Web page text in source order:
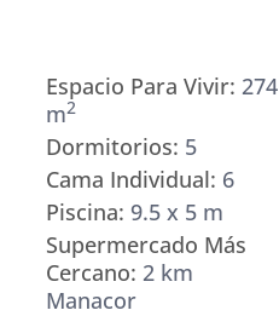
Dormitorios: 5
Espacio Para Vivir: 274
m2
Cama Individual: 6
Piscina: 9.5 x 5 m
Supermercado Más
Cercano: 2 km
Manacor